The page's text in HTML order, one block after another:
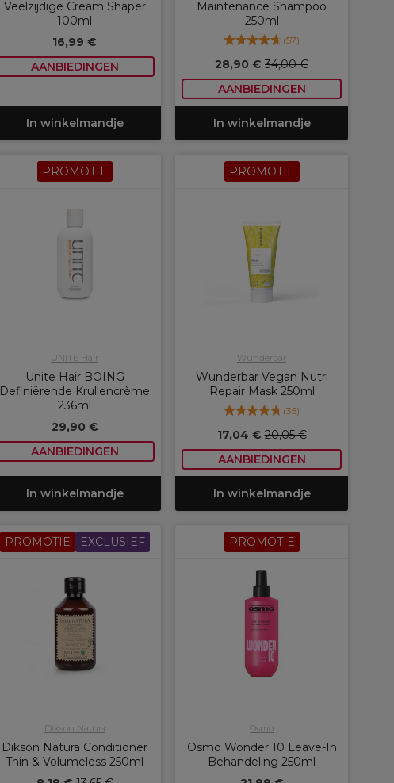
Veelzijdige Cream Shaper
100ml
16,99 €
AANBIEDINGEN
In winkelmandje
Maintenance Shampoo
250ml
(57)
28,90 € 34,00 €
AANBIEDINGEN
In winkelmandje
PROMOTIE
UNITE Hair
Unite Hair BOING
Definiërende Krullencrème
236ml
29,90 €
AANBIEDINGEN
In winkelmandje
PROMOTIE
Wunderbar
Wunderbar Vegan Nutri
Repair Mask 250ml
(35)
17,04 €20,05 €
AANBIEDINGEN
In winkelmandje
PROMOTIE EXCLUSIEF
Dikson Natura
Dikson Natura Conditioner
Thin & Volumeless 250ml
PROMOTIE
Osmo
Osmo Wonder 10 Leave-In
Behandeling 250ml